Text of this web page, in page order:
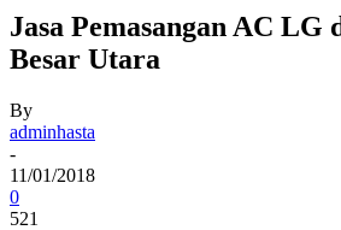
Jasa Pemasangan AC LG
Besar Utara
By
adminhasta
-
11/01/2018
0
521